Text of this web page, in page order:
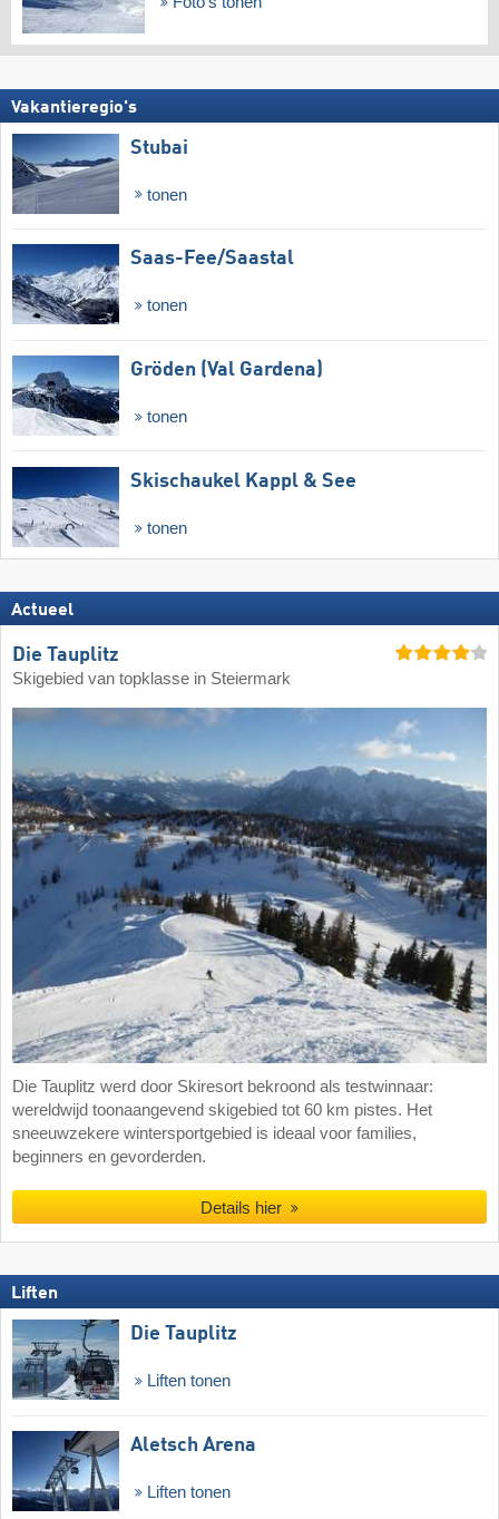
Vakantieregio's
Stubai
tonen
Saas-Fee/​Saastal
tonen
Gröden (Val Gardena)
tonen
Skischaukel Kappl & See
tonen
Actueel
Die Tauplitz
Skigebied van topklasse in Steiermark
Die Tauplitz werd door Skiresort bekroond als testwinnaar:
wereldwijd toonaangevend skigebied tot 60 km pistes. Het
sneeuwzekere wintersportgebied is ideaal voor families,
beginners en gevorderden.
Details hier
Liften
Die Tauplitz
Liften tonen
Aletsch Arena
Liften tonen